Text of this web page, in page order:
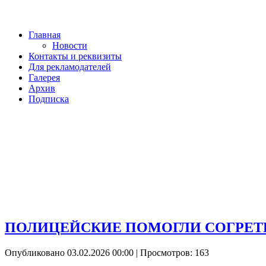
Главная
Новости
Контакты и реквизиты
Для рекламодателей
Галерея
Архив
Подписка
ПОЛИЦЕЙСКИЕ ПОМОГЛИ
Опубликовано 03.02.2026 00:00 | Просмотров: 163